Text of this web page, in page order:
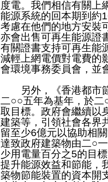
度電。我們相信有關上
能源系統的回本期到約
考慮在他們的地方安裝
亦會出售可再生能源證
有關證書支持可再生能
減輕上網電價對電費的
會環境事務委員會，並
另外，《香港都市節
二○○五年為基年，於二
取目標。政府會繼續以
建築等，引領社會各界
留至少6億元以協助相
達致政府建築物由二○
少用電量百分之5的目
提升能源效益和節能，
築物節能裝置的資本開